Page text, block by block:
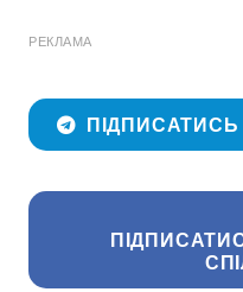
РЕКЛАМА
ПІДПИСАТИСЬ